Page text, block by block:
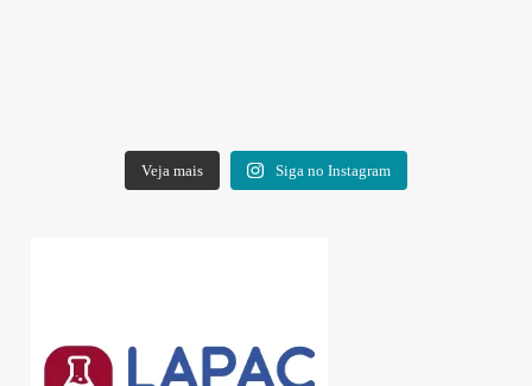
Veja mais Siga no Instagram